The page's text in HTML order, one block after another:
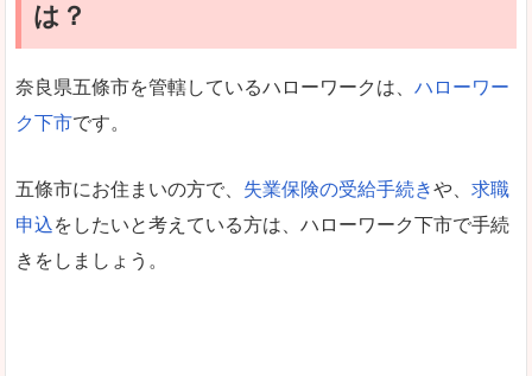
は？
奈良県五條市を管轄しているハローワークは、 ハローワー
ク下市です。
五條市にお住まいの方で、 失業保険の受給手続きや、 求職
申込をしたいと考えている方は、ハローワーク下市で手続
きをしましょう。